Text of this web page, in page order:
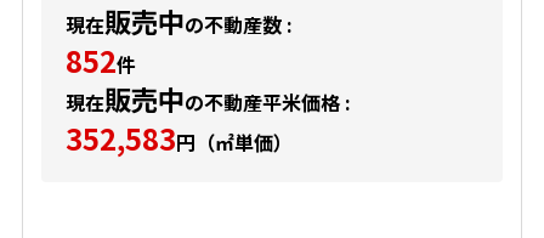
現在販売中の不動産数 :
852件
現在販売中の不動産平米価格 :
352,583円（㎡単価）